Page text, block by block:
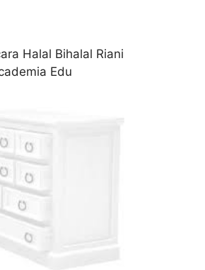
Halal Bihalal Riani
Edu